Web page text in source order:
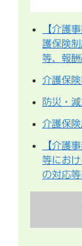
【介護
護保険
等、報
介護保
防災・
介護保
【介護
等にお
の対応